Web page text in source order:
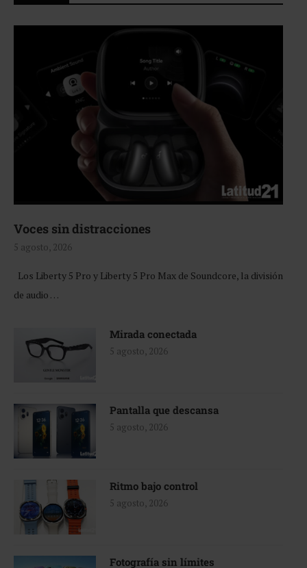
Voces sin distracciones
5 agosto, 2026
Los Liberty 5 Pro y Liberty 5 Pro Max de Soundcore, la división
de audio …
Mirada conectada
5 agosto, 2026
Pantalla que descansa
5 agosto, 2026
Ritmo bajo control
5 agosto, 2026
Fotografía sin límites